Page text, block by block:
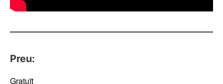
Preu:
Gratuït